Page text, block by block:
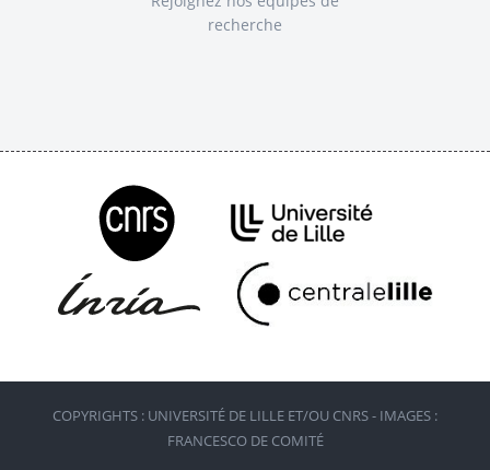
recherche
COPYRIGHTS : UNIVERSITÉ DE LILLE ET/OU CNRS - IMAGES :
FRANCESCO DE COMITÉ